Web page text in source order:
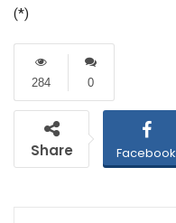
(*)
0
284
Share Facebook